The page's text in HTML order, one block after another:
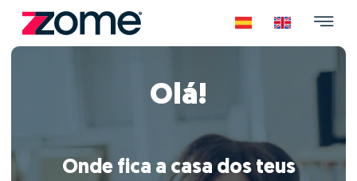
Olá!
Onde fica a casa dos teus